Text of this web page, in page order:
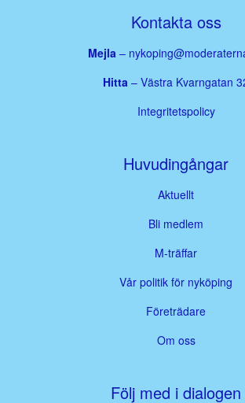
Kontakta oss
Mejla –
Hitta – Västra Kvarngatan
Integritetspolicy
Huvudingångar
Aktuellt
Bli medlem
M-träffar
Vår politik för nyköping
Företrädare
Om oss
Följ med i dialogen